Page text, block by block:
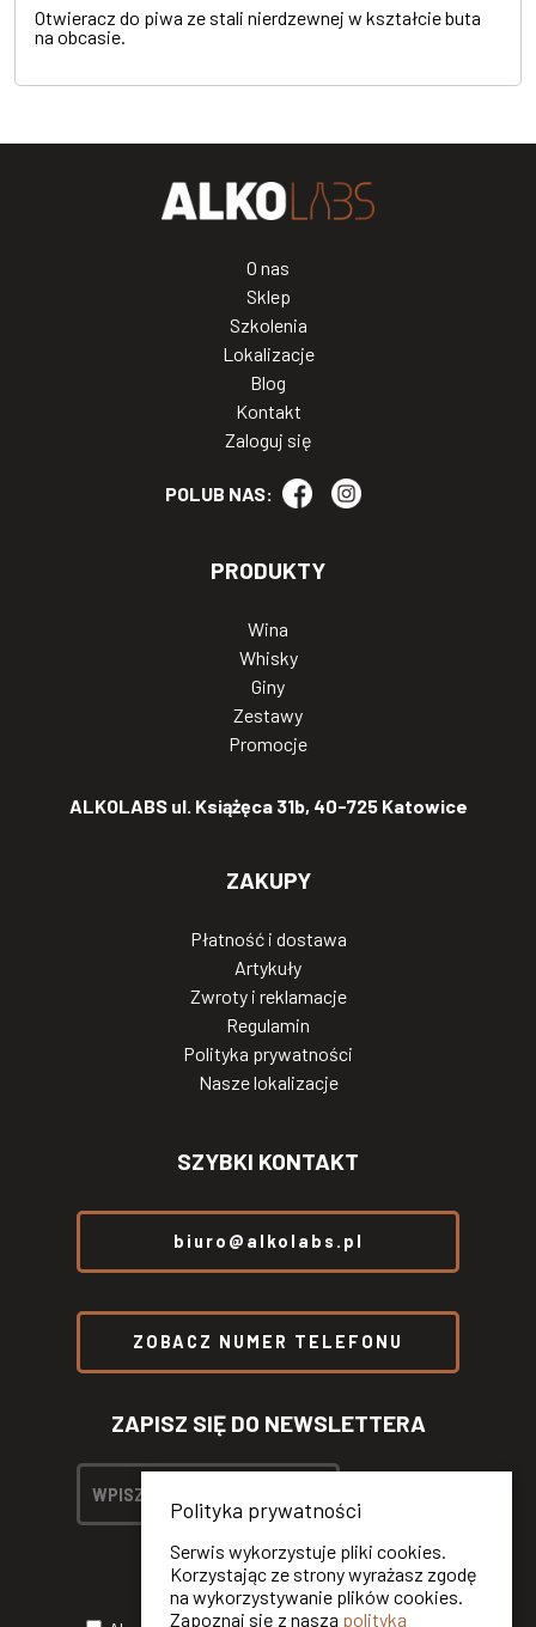
Otwieracz do piwa ze stali nierdzewnej w kształcie buta
na obcasie.
O nas
Sklep
Szkolenia
Lokalizacje
Blog
Kontakt
Zaloguj się
POLUB NAS:
PRODUKTY
Wina
Whisky
Giny
Zestawy
Promocje
ALKOLABS ul. Książęca 31b, 40-725 Katowice
ZAKUPY
Płatność i dostawa
Artykuły
Zwroty i reklamacje
Regulamin
Polityka prywatności
Nasze lokalizacje
SZYBKI KONTAKT
biuro@alkolabs.pl
ZOBACZ NUMER TELEFONU
ZAPISZ SIĘ DO NEWSLETTERA
Polityka prywatności
Serwis wykorzystuje pliki cookies.
Korzystając ze strony wyrażasz zgodę
na wykorzystywanie plików cookies.
Zapoznaj się z naszą polityką